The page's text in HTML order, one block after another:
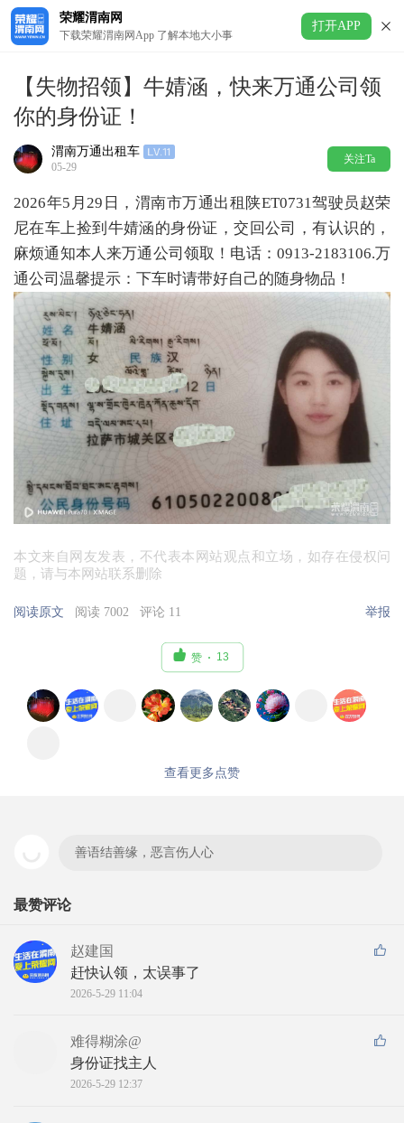
荣耀渭南网
下载荣耀渭南网App 了解本地大小事
打开APP
【失物招领】牛婧涵，快来万通公司领
你的身份证！
渭南万通出租车
05-29
关注Ta
2026年5月29日，渭南市万通出租陕ET0731驾驶员赵荣
尼在车上捡到牛婧涵的身份证，交回公司，有认识的，
麻烦通知本人来万通公司领取！电话：0913-2183106.万
通公司温馨提示：下车时请带好自己的随身物品！
本文来自网友发表，不代表本网站观点和立场，如存在侵权问
题，请与本网站联系删除
阅读原文 阅读 7002 评论 11 举报
 赞 13
查看更多点赞
善语结善缘，恶言伤人心
最赞评论
赵建国
赶快认领，太误事了
2026-5-29 11:04
难得糊涂@
身份证找主人
2026-5-29 12:37